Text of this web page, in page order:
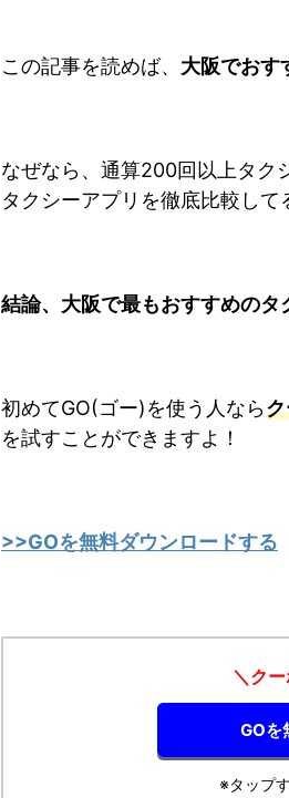
この記事を読めば、 大阪でおす
なぜなら、通算200回以上タク
タクシーアプリを徹底比較して
結論、大阪で最もおすすめのタ
初めてGO(ゴー)を使う人なら
を試すことができますよ！
>>GOを無料ダウンロードする
＼ク
GOを
※タップ